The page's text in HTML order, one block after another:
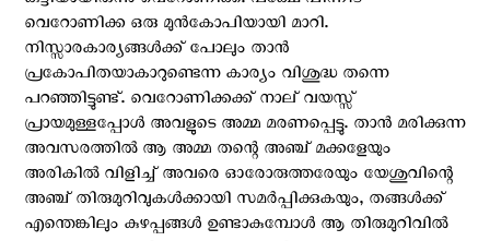
വെറോണിക്ക ഒരു മുന്‍കോപിയായി മാറി.
നിസ്സാരകാര്യങ്ങള്‍ക്ക് പോലും താന്‍
പ്രകോപിതയാകാറുണ്ടെന്ന കാര്യം വിശുദ്ധ തന്നെ
പറഞ്ഞിട്ടുണ്ട്. വെറോണിക്കക്ക് നാല് വയസ്സ്
പ്രായമുള്ളപ്പോള്‍ അവളുടെ അമ്മ മരണപ്പെട്ടു. താന്‍ മരിക്കുന്ന
അവസരത്തില്‍ ആ അമ്മ തന്റെ അഞ്ച് മക്കളേയും
അരികില്‍ വിളിച്ച് അവരെ ഓരോരുത്തരേയും യേശുവിന്റെ
അഞ്ച് തിരുമുറിവുകള്‍ക്കായി സമര്‍പ്പിക്കുകയും, തങ്ങള്‍ക്ക്
എന്തെങ്കിലും കുഴപ്പങ്ങള്‍ ഉണ്ടാകുമ്പോള്‍ ആ തിരുമുറിവില്‍